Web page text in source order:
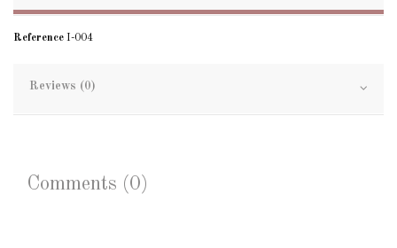
Reference I-004
Reviews (0)
Comments (0)